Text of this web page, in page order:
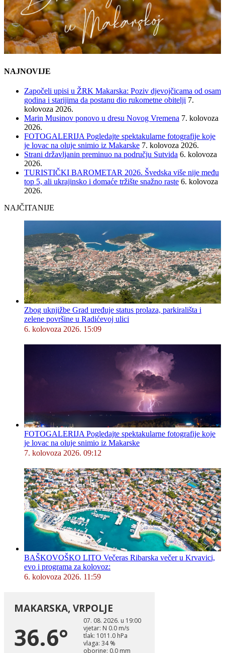
NAJNOVIJE
Započeli upisi u ŽRK Makarska: Poziv djevojčicama od osam
godina i starijima da postanu dio rukometne obitelji 7.
kolovoza 2026.
Marin Musinov ponovo u dresu Novog Vremena 7. kolovoza
2026.
FOTOGALERIJA Pogledajte spektakularne fotografije koje
je lovac na oluje snimio iz Makarske 7. kolovoza 2026.
Strani državljanin preminuo na području Sutvida 6. kolovoza
2026.
TURISTIČKI BAROMETAR 2026. Švedska više nije među
top 5, ali ukrajinsko i domaće tržište snažno raste 6. kolovoza
2026.
NAJČITANIJE
Zbog uknjižbe Grad uređuje status prolaza, parkirališta i
zelene površine u Radićevoj ulici
6. kolovoza 2026. 15:09
FOTOGALERIJA Pogledajte spektakularne fotografije koje
je lovac na oluje snimio iz Makarske
7. kolovoza 2026. 09:12
BAŠKOVOŠKO LITO Večeras Ribarska večer u Krvavici,
evo i programa za kolovoz:
6. kolovoza 2026. 11:59